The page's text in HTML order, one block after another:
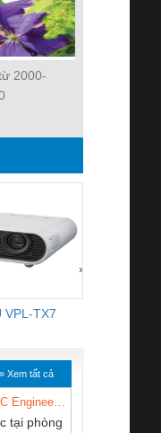
2000-
VPL-TX7
›
» Xem tất cả
tại phòng